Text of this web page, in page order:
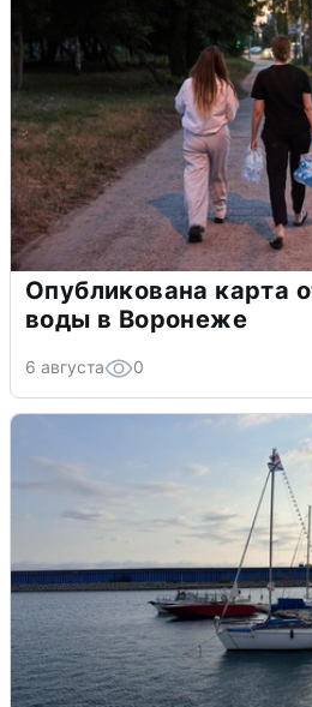
Опубликована карта
воды в Воронеже
6 августа 0